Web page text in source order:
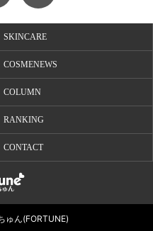
SKINCARE
COSMENEWS
COLUMN
RANKING
CONTACT
ん(FORTUNE)